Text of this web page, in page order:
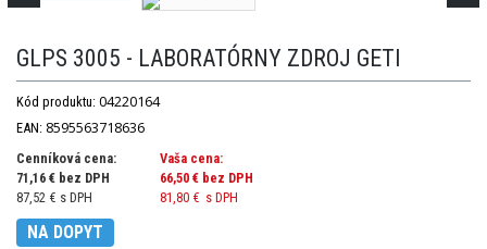
GLPS 3005 - LABORATÓRNY ZDROJ GETI
Kód produktu: 04220164
EAN: 8595563718636
Cenníková cena:
71,16 € bez DPH
87,52 € s DPH
Vaša cena:
66,50 € bez DPH
81,80 € s DPH
NA DOPYT